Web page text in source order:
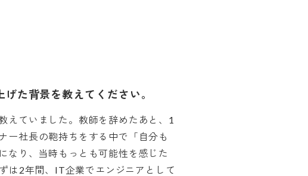
た背景を教えてください。
えていました。教師を辞めたあと、1
ー社長の鞄持ちをする中で「自分も
なり、当時もっとも可能性を感じた
は2年間、IT企業でエンジニアとして